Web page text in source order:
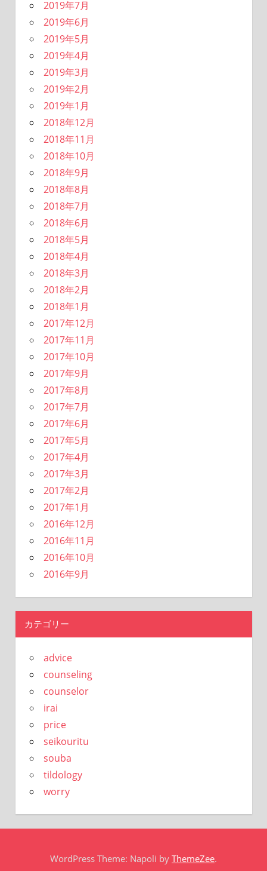
2019年7月
2019年6月
2019年5月
2019年4月
2019年3月
2019年2月
2019年1月
2018年12月
2018年11月
2018年10月
2018年9月
2018年8月
2018年7月
2018年6月
2018年5月
2018年4月
2018年3月
2018年2月
2018年1月
2017年12月
2017年11月
2017年10月
2017年9月
2017年8月
2017年7月
2017年6月
2017年5月
2017年4月
2017年3月
2017年2月
2017年1月
2016年12月
2016年11月
2016年10月
2016年9月
カテゴリー
advice
counseling
counselor
irai
price
seikouritu
souba
tildology
worry
WordPress Theme: Napoli by ThemeZee.